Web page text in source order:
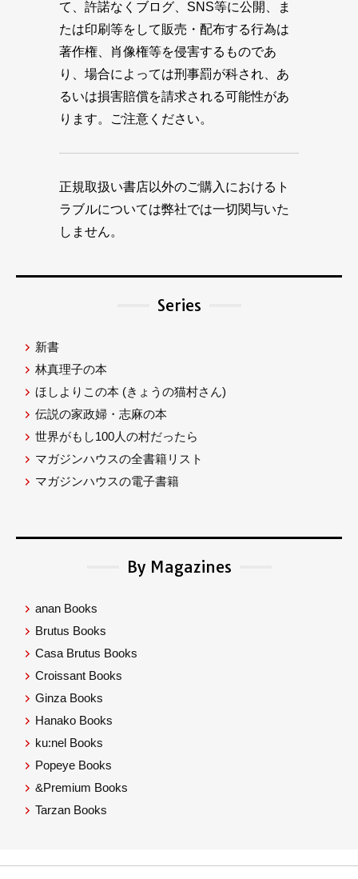
て、許諾なくブログ、SNS等に公開、ま
たは印刷等をして販売・配布する行為は
著作権、肖像権等を侵害するものであ
り、場合によっては刑事罰が科され、あ
るいは損害賠償を請求される可能性があ
ります。ご注意ください。
正規取扱い書店以外のご購入におけるト
ラブルについては弊社では一切関与いた
しません。
Series
新書
林真理子の本
ほしよりこの本 (きょうの猫村さん)
伝説の家政婦・志麻の本
世界がもし100人の村だったら
マガジンハウスの全書籍リスト
マガジンハウスの電子書籍
By Magazines
anan Books
Brutus Books
Casa Brutus Books
Croissant Books
Ginza Books
Hanako Books
ku:nel Books
Popeye Books
&Premium Books
Tarzan Books